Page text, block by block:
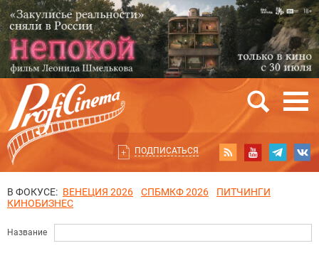
ПОДПИСАТЬСЯ
В ФОКУСЕ: ВЕНЕЦИЯ 2026 СПБМКФ 2026
ПИТЧИНГИ
КИНОБИЗНЕС
Название